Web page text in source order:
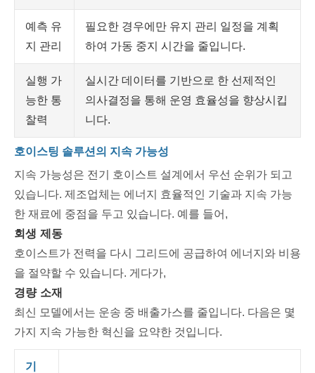
예측 유
지 관리
필요한 경우에만 유지 관리 일정을 계획
하여 가동 중지 시간을 줄입니다.
실행 가
능한 통
찰력
실시간 데이터를 기반으로 한 선제적인
의사결정을 통해 운영 효율성을 향상시킵
니다.
호이스팅 솔루션의 지속 가능성
지속 가능성은 전기 호이스트 설계에서 우선 순위가 되고
있습니다. 제조업체는 에너지 효율적인 기술과 지속 가능
한 재료에 중점을 두고 있습니다. 예를 들어,
회생 제동
호이스트가 전력을 다시 그리드에 공급하여 에너지와 비용
을 절약할 수 있습니다. 게다가,
경량 소재
최신 모델에서는 운송 중 배출가스를 줄입니다. 다음은 몇
가지 지속 가능한 혁신을 요약한 것입니다.
기